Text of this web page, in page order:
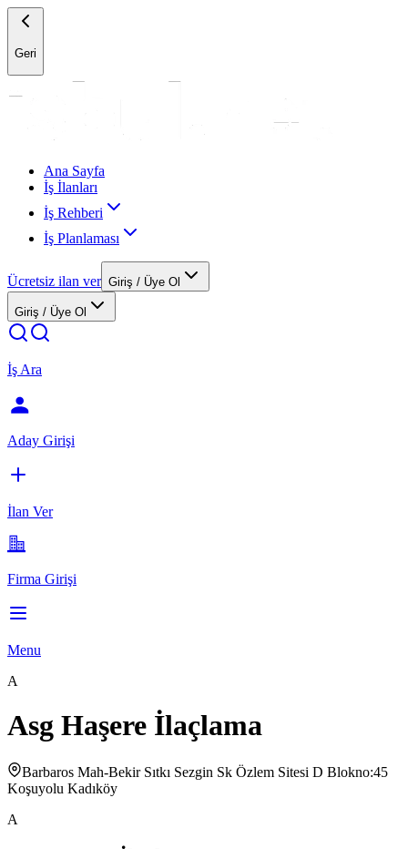
Geri
Ana Sayfa
İş İlanları
İş Rehberi
İş Planlaması
Ücretsiz ilan ver Giriş / Üye Ol
Giriş / Üye Ol
İş Ara
Aday Girişi
İlan Ver
Firma Girişi
Menu
A
Asg Haşere İlaçlama
Barbaros Mah-Bekir Sıtkı Sezgin Sk Özlem Sitesi D Blokno:45
Koşuyolu Kadıköy
A